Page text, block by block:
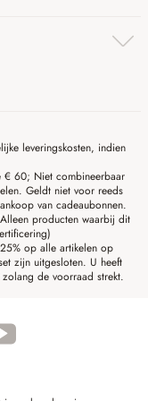
leveringskosten, indien
€ 60; Niet combineerbaar
Geldt niet voor reeds
van cadeaubonnen.
producten waarbij dit
op alle artikelen op
zijn uitgesloten. U heeft
de voorraad strekt.